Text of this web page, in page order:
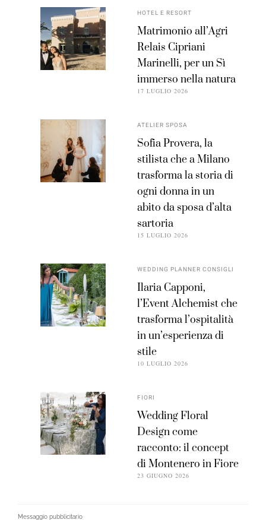
HOTEL E RESORT
Matrimonio all’Agri
Relais Cipriani
Marinelli, per un Sì
immerso nella natura
17 LUGLIO 2026
ATELIER SPOSA
Sofia Provera, la
stilista che a Milano
trasforma la storia di
ogni donna in un
abito da sposa d’alta
sartoria
15 LUGLIO 2026
WEDDING PLANNER CONSIGLI
Ilaria Capponi,
l’Event Alchemist che
trasforma l’ospitalità
in un’esperienza di
stile
10 LUGLIO 2026
FIORI
Wedding Floral
Design come
racconto: il concept
di Montenero in Fiore
23 GIUGNO 2026
Messaggio pubblicitario